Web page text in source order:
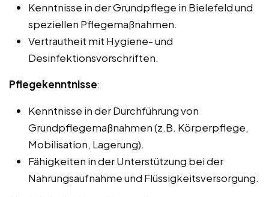
Kenntnisse in der Grundpflege in Bielefeld und
speziellen Pflegemaßnahmen.
Vertrautheit mit Hygiene- und
Desinfektionsvorschriften.
Pflegekenntnisse:
Kenntnisse in der Durchführung von
Grundpflegemaßnahmen (z.B. Körperpflege,
Mobilisation, Lagerung).
Fähigkeiten in der Unterstützung bei der
Nahrungsaufnahme und Flüssigkeitsversorgung.